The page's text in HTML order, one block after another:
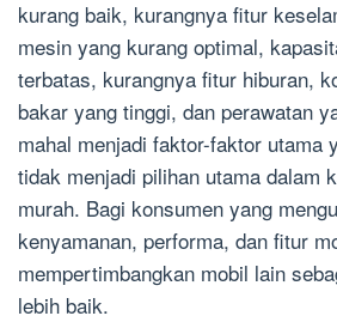
kurang baik, kurangnya fitur
mesin yang kurang optimal,
terbatas, kurangnya fitur hiburan,
bakar yang tinggi, dan perawatan
mahal menjadi faktor-faktor utama
tidak menjadi pilihan utama dalam
murah. Bagi konsumen yang
kenyamanan, performa, dan fitur
mempertimbangkan mobil lain
lebih baik.